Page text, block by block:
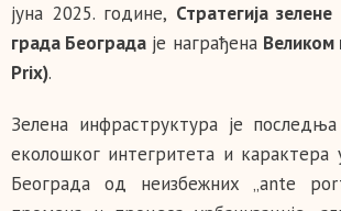
јуна 2025. године, Стратегија
града Београда је награђена Великом
Prix).
Зелена инфраструктура је
еколошког интегритета и карактера
Београда од неизбежних „ante